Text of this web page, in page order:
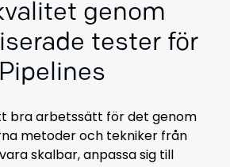
genom
tester för
bra arbetssätt för det genom
metoder och tekniker från
skalbar, anpassa sig till